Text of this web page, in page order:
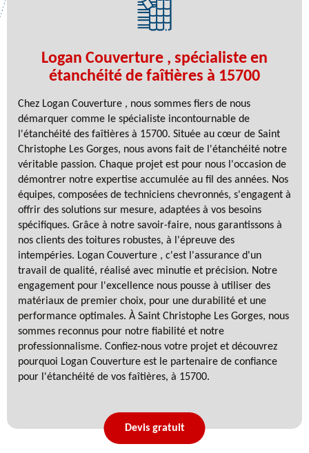
Logan Couverture , spécialiste en
étanchéité de faîtières à 15700
Chez Logan Couverture , nous sommes fiers de nous
démarquer comme le spécialiste incontournable de
l'étanchéité des faîtières à 15700. Située au cœur de Saint
Christophe Les Gorges, nous avons fait de l'étanchéité notre
véritable passion. Chaque projet est pour nous l'occasion de
démontrer notre expertise accumulée au fil des années. Nos
équipes, composées de techniciens chevronnés, s'engagent à
offrir des solutions sur mesure, adaptées à vos besoins
spécifiques. Grâce à notre savoir-faire, nous garantissons à
nos clients des toitures robustes, à l'épreuve des
intempéries. Logan Couverture , c'est l'assurance d'un
travail de qualité, réalisé avec minutie et précision. Notre
engagement pour l'excellence nous pousse à utiliser des
matériaux de premier choix, pour une durabilité et une
performance optimales. À Saint Christophe Les Gorges, nous
sommes reconnus pour notre fiabilité et notre
professionnalisme. Confiez-nous votre projet et découvrez
pourquoi Logan Couverture est le partenaire de confiance
pour l'étanchéité de vos faîtières, à 15700.
Devis gratuit